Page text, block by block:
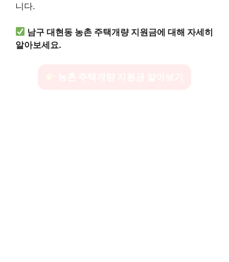
니다.
남구 대현동 농촌 주택개량 지원금에 대해 자세히
알아보세요.